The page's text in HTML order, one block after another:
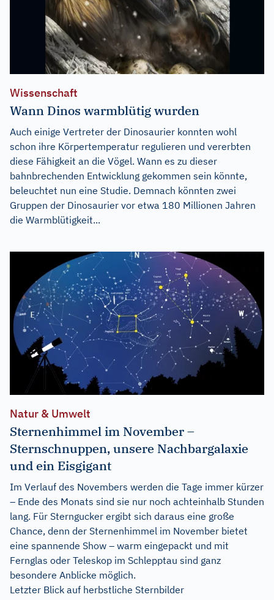
Wissenschaft
Wann Dinos warmblütig wurden
Auch einige Vertreter der Dinosaurier konnten wohl
schon ihre Körpertemperatur regulieren und vererbten
diese Fähigkeit an die Vögel. Wann es zu dieser
bahnbrechenden Entwicklung gekommen sein könnte,
beleuchtet nun eine Studie. Demnach könnten zwei
Gruppen der Dinosaurier vor etwa 180 Millionen Jahren
die Warmblütigkeit...
Natur & Umwelt
Sternenhimmel im November –
Sternschnuppen, unsere Nachbargalaxie
und ein Eisgigant
Im Verlauf des Novembers werden die Tage immer kürzer
– Ende des Monats sind sie nur noch achteinhalb Stunden
lang. Für Sterngucker ergibt sich daraus eine große
Chance, denn der Sternenhimmel im November bietet
eine spannende Show – warm eingepackt und mit
Fernglas oder Teleskop im Schlepptau sind ganz
besondere Anblicke möglich.
Letzter Blick auf herbstliche Sternbilder